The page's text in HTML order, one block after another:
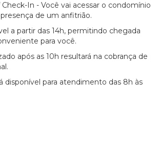
In - Você vai acessar o condomínio
de um anfitrião.
a partir das 14h, permitindo chegada
para você.
após as 10h resultará na cobrança de
disponível para atendimento das 8h às